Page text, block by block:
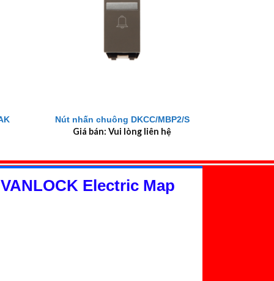
Nút nhấn chuông DKCC/MBP2/S
Giá bán: Vui lòng liên hệ
Electric Map